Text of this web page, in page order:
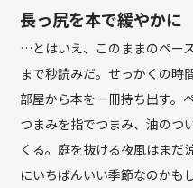
長っ尻を本で緩やかに
…とはいえ、このままのペー
まで秒読みだ。せっかくの時
部屋から本を一冊持ち出す。
つまみを指でつまみ、油のつ
くる。庭を抜ける夜風はまだ
にいちばんいい季節なのかも